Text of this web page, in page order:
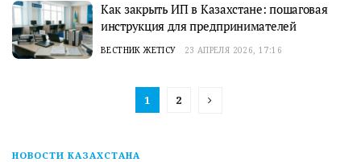
Как закрыть ИП в Казахстане: пошаговая
инструкция для предпринимателей
ВЕСТНИК ЖЕТІСУ 23 АПРЕЛЯ 2026, 17:16
1 2
НОВОСТИ КАЗАХСТАНА